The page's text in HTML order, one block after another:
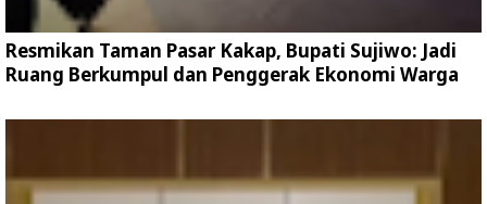
Resmikan Taman Pasar Kakap, Bupati Sujiwo: Jadi
Ruang Berkumpul dan Penggerak Ekonomi Warga